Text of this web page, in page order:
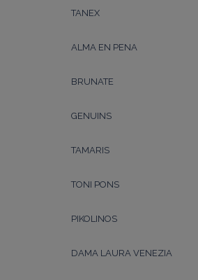
TANEX
ALMA EN PENA
BRUNATE
GENUINS
TAMARIS
TONI PONS
PIKOLINOS
DAMA LAURA VENEZIA